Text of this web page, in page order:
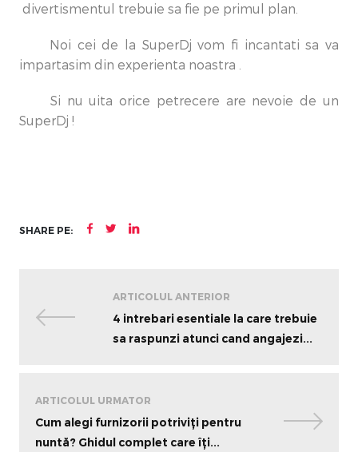
divertismentul trebuie sa fie pe primul plan.
Noi cei de la SuperDj vom fi incantati sa va
impartasim din experienta noastra .
Si nu uita orice petrecere are nevoie de un
SuperDj !
SHARE PE:
ARTICOLUL ANTERIOR
4 intrebari esentiale la care trebuie
sa raspunzi atunci cand angajezi...
ARTICOLUL URMATOR
Cum alegi furnizorii potriviți pentru
nuntă? Ghidul complet care îți...